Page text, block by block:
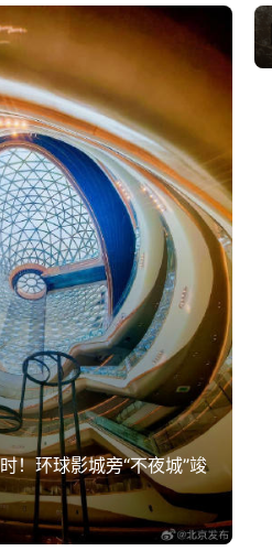
！环球影城旁“不夜城”竣